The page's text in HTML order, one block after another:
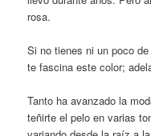
rosa.
Si no tienes ni un poco
te fascina este color;
Tanto ha avanzado la
teñirte el pelo en varias